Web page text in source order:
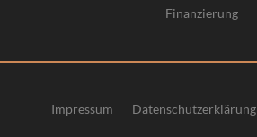
Finanzierung
Impressum Datenschutzerklärung